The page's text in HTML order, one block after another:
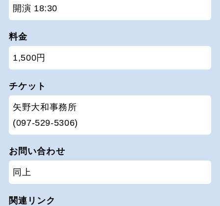
開演 18:30
料金
1,500円
チケット
矢野大和事務所
(097-529-5306)
お問い合わせ
同上
関連リンク